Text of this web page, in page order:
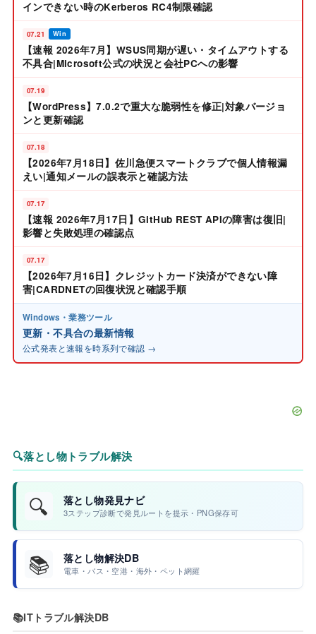
インできない時のKerberos RC4制限確認
07.21 Win
【速報 2026年7月】WSUS同期が遅い・タイムアウトする
不具合|Microsoft公式の状況と会社PCへの影響
07.19
【WordPress】7.0.2で重大な脆弱性を修正|対象バージョ
ンと更新確認
07.18
【2026年7月18日】佐川急便スマートクラブで個人情報漏
えい|通知メールの誤表示と確認方法
07.17
【速報 2026年7月17日】GitHub REST APIの障害は復旧|
影響と失敗処理の確認点
07.17
【2026年7月16日】クレジットカード決済ができない障
害|CARDNETの回復状況と確認手順
Windows・業務ツール
更新・不具合の最新情報
公式発表と速報を時系列で確認 →
🔍落とし物トラブル解決
🔍 落とし物発見ナビ
3ステップ診断で発見ルートを提示・PNG保存可
📚 落とし物解決DB
電車・バス・空港・海外・ペット網羅
📚ITトラブル解決DB